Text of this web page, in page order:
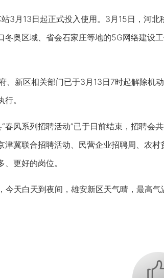
月13日起正式投入使用。3月15日，河北
冬奥区域、省会石家庄等地的5G网络建设
新区相关部门已于3月13日7时起解除机动
。
风系列招聘活动”已于日前结束，招聘会
津冀联合招聘活动、民营企业招聘周、农
更好的岗位。
天白天到夜间，雄安新区天气晴，最高